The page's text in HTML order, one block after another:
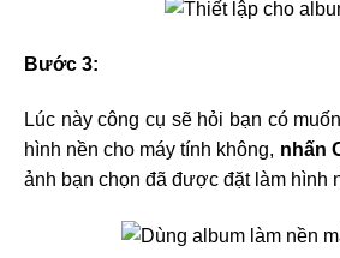
Bước 3:
Lúc này công cụ sẽ hỏi bạn có
hình nền cho máy tính không, nhấn
ảnh bạn chọn đã được đặt làm hình